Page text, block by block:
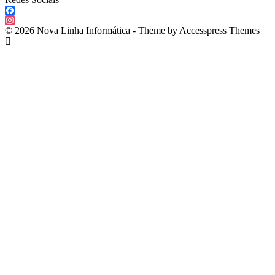
Facebook
Instagram
© 2026 Nova Linha Informática - Theme by Accesspress Themes